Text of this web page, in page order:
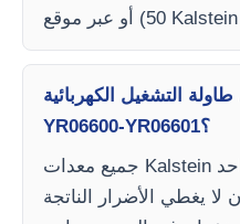
التشغيل الكهربائية
YR06600-YR06601؟
جميع معدات Kalstein تأتي بضمان لمدة عام واحد
يغطي الأضرار الناتجة